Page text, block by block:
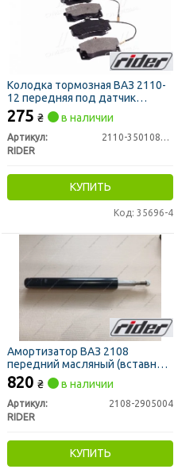
Колодка тормозная ВАЗ 2110-
12 передняя под датчик
STANDARD (RIDER)
275 ₴ в наличии
Артикул:
2110-3501080st
RIDER
КУПИТЬ
Код: 35696-4
Амортизатор ВАЗ 2108
передний масляный (вставной
патрон) (RIDER)
820 ₴ в наличии
Артикул:
2108-2905004
RIDER
КУПИТЬ